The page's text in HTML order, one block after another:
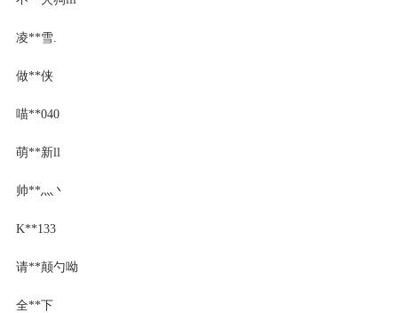
凌**雪.
做**侠
喵**040
萌**新ll
帅**灬丶
K**133
请**颠勺呦
全**下